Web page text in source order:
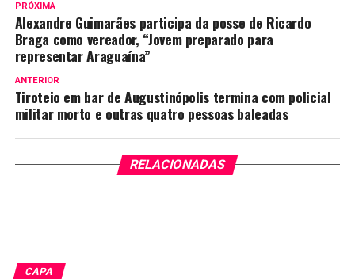
PRÓXIMA
Alexandre Guimarães participa da posse de Ricardo
Braga como vereador, “Jovem preparado para
representar Araguaína”
ANTERIOR
Tiroteio em bar de Augustinópolis termina com policial
militar morto e outras quatro pessoas baleadas
RELACIONADAS
CAPA